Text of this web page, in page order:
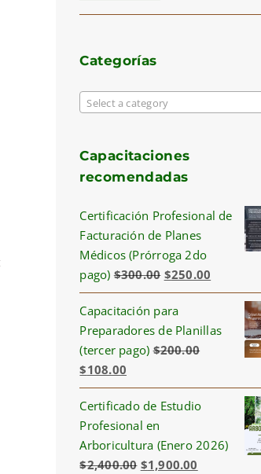
price
price
Categorías
Select a category
Capacitaciones
recomendadas
Certificación Profesional de
Facturación de Planes
Médicos (Prórroga 2do
pago) $300.00 Original
price
was:
$300.00.
$250.00
price
$250.00.
Capacitación para
Preparadores de Planillas
(tercer pago) $200.00
Original
price
was:
$200.00.
$108.00
price
is:
$108.00.
Certificado de Estudio
Profesional en
Arboricultura (Enero 2026)
$2,400.00 Original
$1,900.00